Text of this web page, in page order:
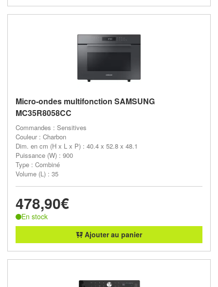
Micro-ondes multifonction SAMSUNG
MC35R8058CC
Commandes : Sensitives
Couleur : Charbon
Dim. en cm (H x L x P) : 40.4 x 52.8 x 48.1
Puissance (W) : 900
Type : Combiné
Volume (L) : 35
478,90€
En stock
Ajouter au panier